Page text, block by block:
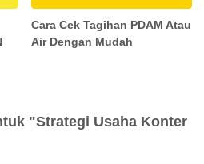
Cara Cek Tagihan PDAM Atau
Air Dengan Mudah
"Strategi Usaha Konter